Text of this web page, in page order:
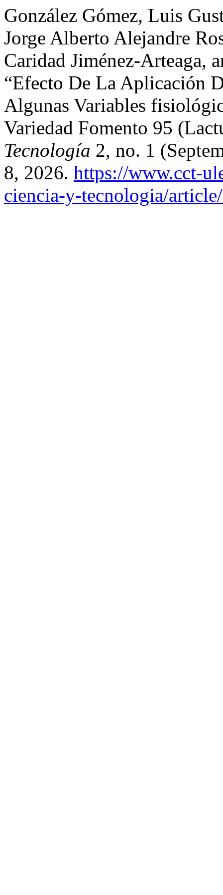
González Gómez, Luis
Jorge Alberto Alejandre
Caridad Jiménez-Arteaga,
“Efecto De La Aplicación
Algunas Variables
Variedad Fomento 95
Tecnología 2, no. 1
8, 2026. https://www.cct-
ciencia-y-tecnologia/